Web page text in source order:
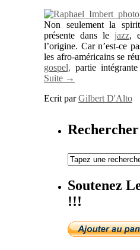
Non seulement la
présente dans le jazz,
l’origine. Car n’est-ce
les afro-américains se
gospel, partie
Suite →
Ecrit parGilbert D'Alto
Rechercher
Soutenez
!!!